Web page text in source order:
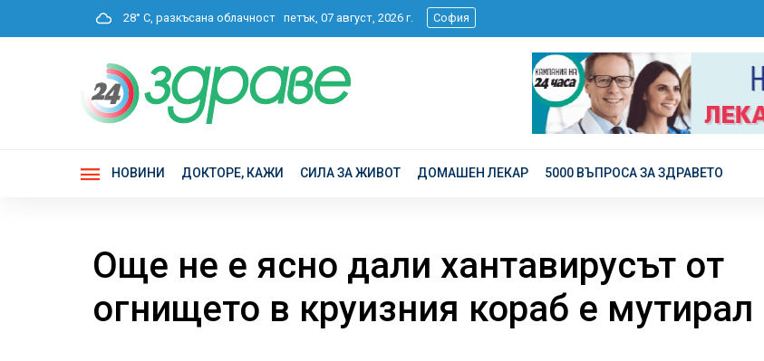
28° C, разкъсана облачност петък, 07 август, 2026 г. София
НОВИНИ ДОКТОРЕ, КАЖИ СИЛА ЗА ЖИВОТ ДОМАШЕН ЛЕКАР 5000 ВЪПРОСА ЗА ЗДРАВЕТО
Още не е ясно дали хантавирусът от
огнището в круизния кораб е мутирал